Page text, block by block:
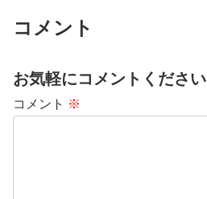
コメント
お気軽にコメントください
コメント ※